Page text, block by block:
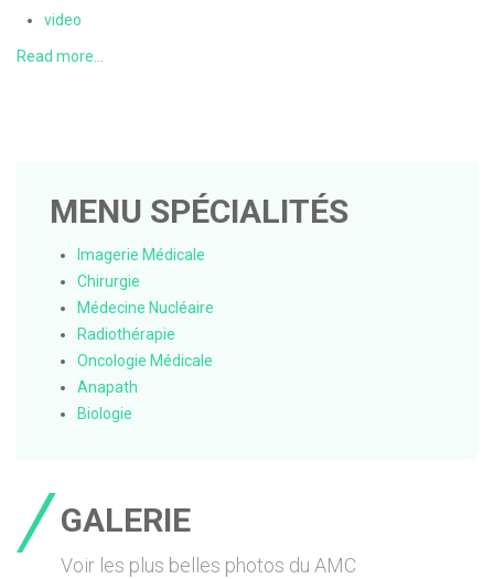
video
Read more...
MENU SPÉCIALITÉS
Imagerie Médicale
Chirurgie
Médecine Nucléaire
Radiothérapie
Oncologie Médicale
Anapath
Biologie
GALERIE
Voir les plus belles photos du AMC
Galerie
CONTACT